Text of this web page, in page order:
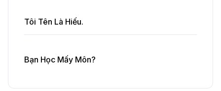
Tôi Tên Là Hiếu.
Bạn Học Mấy Môn?